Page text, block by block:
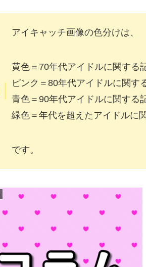
アイキャッチ画像の色分けは、
黄色＝70年代アイドルに関する
ピンク＝80年代アイドルに関す
青色＝90年代アイドルに関する
緑色＝年代を超えたアイドルに
です。